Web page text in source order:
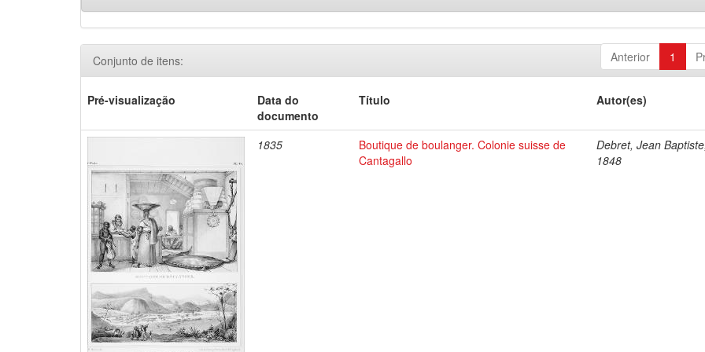
Anterior 1
Conjunto de itens:
Pré-visualização
Data do
documento
Título Autor(es)
1835
Boutique de boulanger. Colonie suisse de
Cantagallo
Debret, Jean
1848